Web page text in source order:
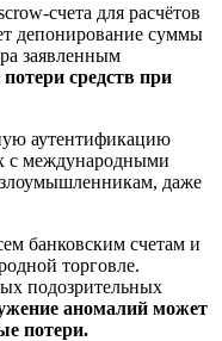
счета для расчётов
депонирование суммы
заявленным
средств при
аутентификацию
с международными
даже
банковским счетам и
торговле.
подозрительных
аномалий может
потери.